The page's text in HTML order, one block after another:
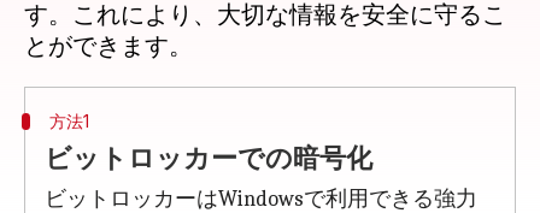
す。これにより、大切な情報を安全に守るこ
方法1
ビットロッカーでの暗号化
ビットロッカーはWindowsで利用できる強力